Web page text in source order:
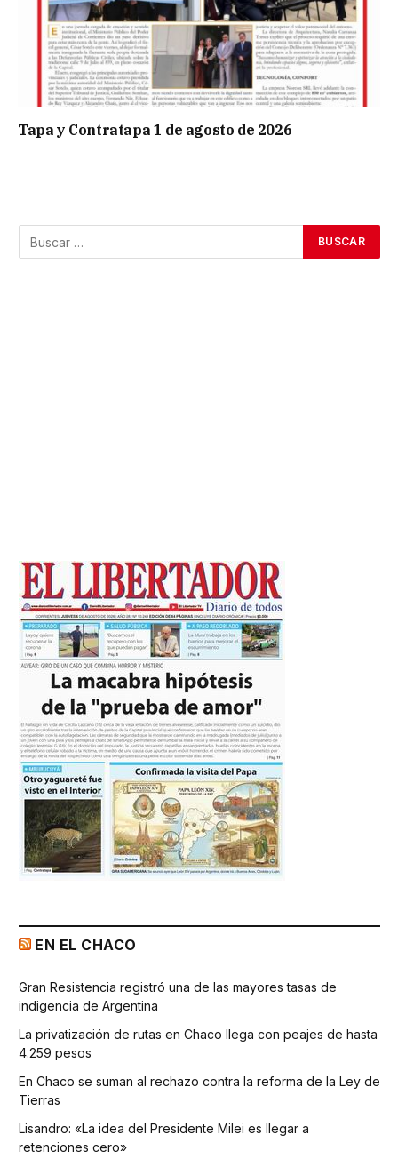
Tapa y Contratapa 1 de agosto de 2026
EN EL CHACO
Gran Resistencia registró una de las mayores tasas de
indigencia de Argentina
La privatización de rutas en Chaco llega con peajes de hasta
4.259 pesos
En Chaco se suman al rechazo contra la reforma de la Ley de
Tierras
Lisandro: «La idea del Presidente Milei es llegar a
retenciones cero»